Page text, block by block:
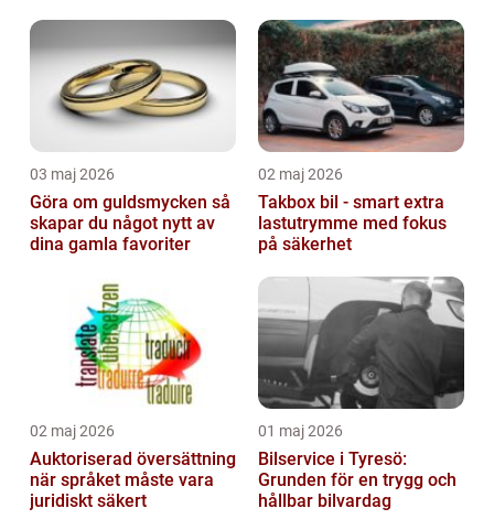
03 maj 2026
Göra om guldsmycken så
skapar du något nytt av
dina gamla favoriter
02 maj 2026
Takbox bil - smart extra
lastutrymme med fokus
på säkerhet
02 maj 2026
Auktoriserad översättning
när språket måste vara
juridiskt säkert
01 maj 2026
Bilservice i Tyresö:
Grunden för en trygg och
hållbar bilvardag